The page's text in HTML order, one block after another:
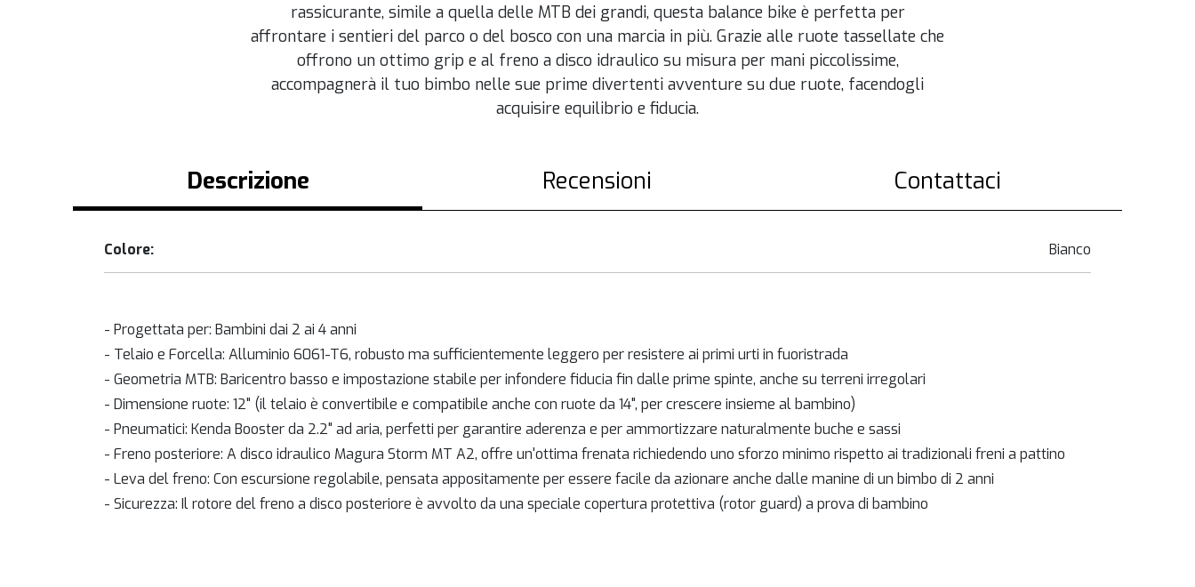
rassicurante, simile a quella delle MTB dei grandi, questa balance bike è perfetta per
affrontare i sentieri del parco o del bosco con una marcia in più. Grazie alle ruote tassellate che
offrono un ottimo grip e al freno a disco idraulico su misura per mani piccolissime,
accompagnerà il tuo bimbo nelle sue prime divertenti avventure su due ruote, facendogli
acquisire equilibrio e fiducia.
Descrizione Recensioni Contattaci
Colore: Bianco
- Progettata per: Bambini dai 2 ai 4 anni
- Telaio e Forcella: Alluminio 6061-T6, robusto ma sufficientemente leggero per resistere ai primi urti in fuoristrada
- Geometria MTB: Baricentro basso e impostazione stabile per infondere fiducia fin dalle prime spinte, anche su terreni irregolari
- Dimensione ruote: 12" (il telaio è convertibile e compatibile anche con ruote da 14", per crescere insieme al bambino)
- Pneumatici: Kenda Booster da 2.2" ad aria, perfetti per garantire aderenza e per ammortizzare naturalmente buche e sassi
- Freno posteriore: A disco idraulico Magura Storm MT A2, offre un'ottima frenata richiedendo uno sforzo minimo rispetto ai tradizionali freni a pattino
- Leva del freno: Con escursione regolabile, pensata appositamente per essere facile da azionare anche dalle manine di un bimbo di 2 anni
- Sicurezza: Il rotore del freno a disco posteriore è avvolto da una speciale copertura protettiva (rotor guard) a prova di bambino